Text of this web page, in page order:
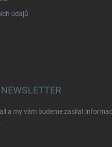
údajů
a my vám budeme zasílat